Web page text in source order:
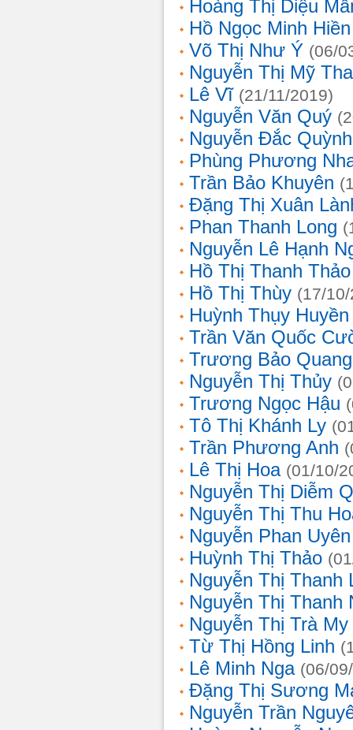
Hoàng Thị Diệu
Hồ Ngọc Minh Hiền
Võ Thị Như Ý (06/
Nguyễn Thị Mỹ
Lê Vĩ (21/11/2019)
Nguyễn Văn Quý
Nguyễn Đắc
Phùng Phương
Trần Bảo Khuyên
Đặng Thị Xuân
Phan Thanh Long
Nguyễn Lê Hạnh
Hồ Thị Thanh Thảo
Hồ Thị Thùy (17/
Huỳnh Thụy
Trần Văn Quốc
Trương Bảo
Nguyễn Thị Thủy
Trương Ngọc Hậu
Tô Thị Khánh Ly
Trần Phương Anh
Lê Thị Hoa (01/10/
Nguyễn Thị Diễm
Nguyễn Thị Thu
Nguyễn Phan
Huỳnh Thị Thảo
Nguyễn Thị Thanh
Nguyễn Thị Thanh
Nguyễn Thị Trà My
Từ Thị Hồng Linh
Lê Minh Nga (06/
Đặng Thị Sương
Nguyễn Trần